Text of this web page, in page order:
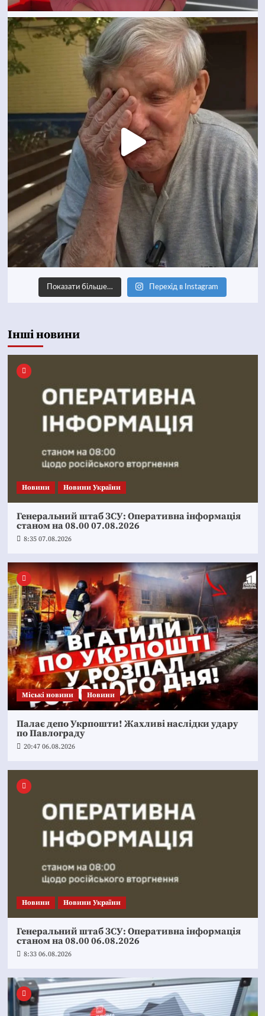
Показати більше… Перехід в Instagram
Інші новини
Новини Новини України
Генеральний штаб ЗСУ: Оперативна інформація
станом на 08.00 07.08.2026
8:35 07.08.2026
Mіські новини Новини
Палає депо Укрпошти! Жахливі наслідки удару
по Павлограду
20:47 06.08.2026
Новини Новини України
Генеральний штаб ЗСУ: Оперативна інформація
станом на 08.00 06.08.2026
8:33 06.08.2026